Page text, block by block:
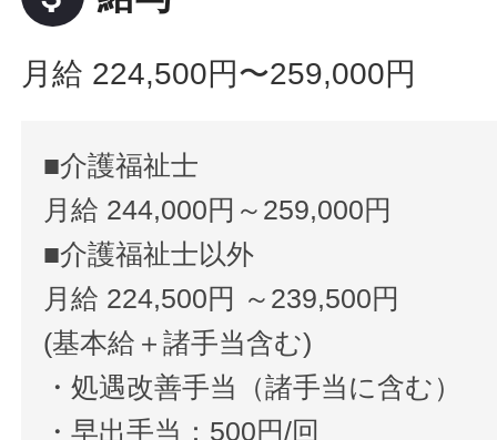
月給 224,500円〜259,000円
■介護福祉士
月給 244,000円～259,000円
■介護福祉士以外
月給 224,500円 ～239,500円
(基本給＋諸手当含む)
・処遇改善手当（諸手当に含む）
・早出手当：500円/回